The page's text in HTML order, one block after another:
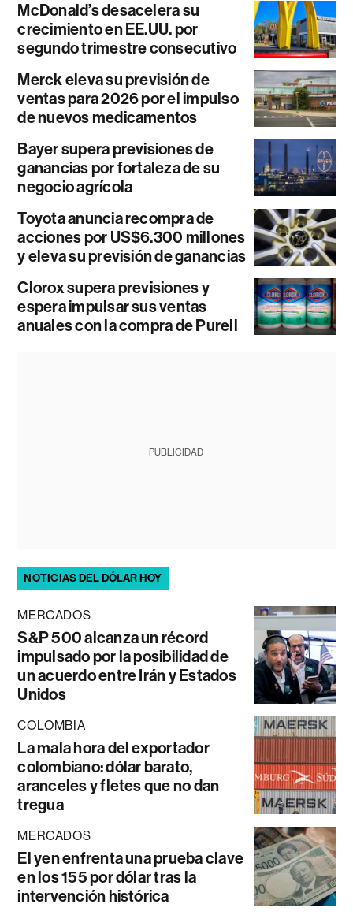
McDonald’s desacelera su
crecimiento en EE.UU. por
segundo trimestre consecutivo
Merck eleva su previsión de
ventas para 2026 por el impulso
de nuevos medicamentos
Bayer supera previsiones de
ganancias por fortaleza de su
negocio agrícola
Toyota anuncia recompra de
acciones por US$6.300 millones
y eleva su previsión de ganancias
Clorox supera previsiones y
espera impulsar sus ventas
anuales con la compra de Purell
PUBLICIDAD
NOTICIAS DEL DÓLAR HOY
MERCADOS
S&P 500 alcanza un récord
impulsado por la posibilidad de
un acuerdo entre Irán y Estados
Unidos
COLOMBIA
La mala hora del exportador
colombiano: dólar barato,
aranceles y fletes que no dan
tregua
MERCADOS
El yen enfrenta una prueba clave
en los 155 por dólar tras la
intervención histórica